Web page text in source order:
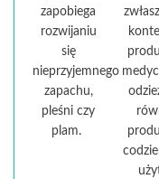
zapobiega
rozwijaniu
się
nieprzyjemnego
zapachu,
pleśni czy
plam.